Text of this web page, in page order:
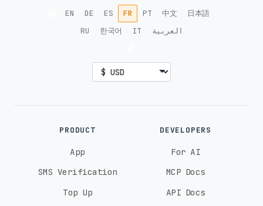
EN DE ES FR PT 中文
日本語
RU
한국어 IT العربية
PRODUCT
App
SMS Verification
Top Up
DEVELOPERS
For AI
MCP Docs
API Docs